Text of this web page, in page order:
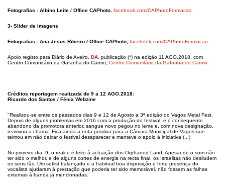
Fotografias - Albino Leite / Office CAPhoto facebook.com/CAPhotoFormacao
3- Slider de imagens
Fotografias - Ana Jesus Ribeiro / Office CAPhoto, facebook.com/CAPhotoFormacao
Apoio registo para Diário de Aveiro, DA , publicação (*) na edição 11 AGO.2018, com
Centro Comunitário da Gafanha do Carmo, Centro Comunitário da Gafanha do Carmo
Créditos reportagem realizada de 9 a 12 AGO.2018:
Ricardo dos Santos / Fénix Webzine
"Realizou-se entre os passados dias 9 e 12 de Agosto a 3ª edição do Vagos Metal Fest.
Depois de alguns problemas em 2016 com a produção do festival, e o consequente
abandono da promotora anterior, sangue novo pegou no leme e, com nova designação,
reavivou a chama. Fica ainda a nota positiva para a Câmara Municipal de Vagos que
teimou em não deixar o festival desaparecer e manteve o apoio à iniciativa (...)
No primeiro dia, 9, o realce é feito à actuação dos Orphaned Land. Apesar de o som não
ter sido o melhor, e de alguns cortes de energia na recta final, os Israelitas não desiludem
os seus fãs. Um setlist balançado e a habitual boa disposição e forte presença do
vocalista ajudaram à prestação que poderia ter sido memorável, não fossem as falhas
externas à banda já mencionadas.